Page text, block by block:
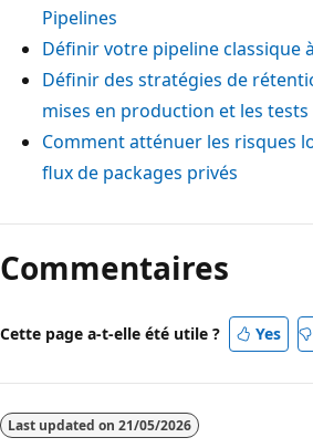
Pipelines
Définir votre pipeline classique
Définir des stratégies de
mises en production et les tests
Comment atténuer les risques
flux de packages privés
Commentaires
Cette page a-t-elle été utile ? Yes
Last updated on 21/05/2026